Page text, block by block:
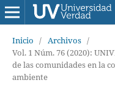
Inicio / Archivos /
Vol. 1 Núm. 76 (2020):
de las comunidades en la
ambiente